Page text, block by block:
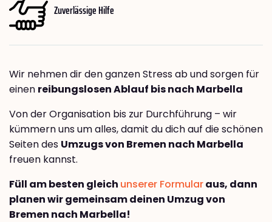
Zuverlässige Hilfe
Wir nehmen dir den ganzen Stress ab und sorgen für
einen reibungslosen Ablauf bis nach Marbella
Von der Organisation bis zur Durchführung – wir
kümmern uns um alles, damit du dich auf die schönen
Seiten des Umzugs von Bremen nach Marbella
freuen kannst.
Füll am besten gleich unserer Formularaus, dann
planen wir gemeinsam deinen Umzug von
Bremen nach Marbella!